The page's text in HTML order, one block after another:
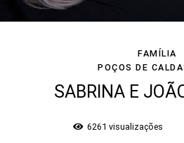
FAMÍLIA
POÇOS DE
SABRINA E
6261 visualizações